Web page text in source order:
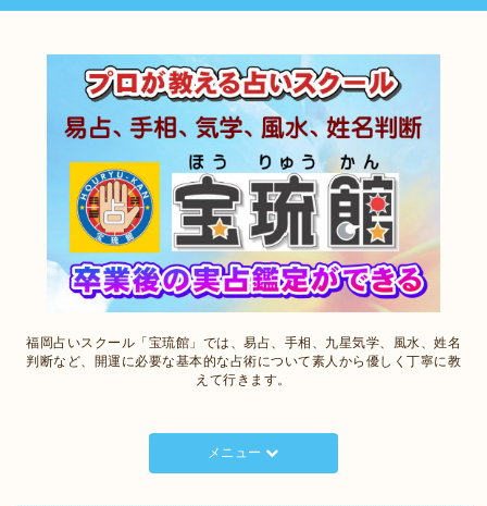
福岡占いスクール「宝琉館」では、易占、手相、九星気学、風水、姓名
判断など、開運に必要な基本的な占術について素人から優しく丁寧に教
えて行きます。
メニュー